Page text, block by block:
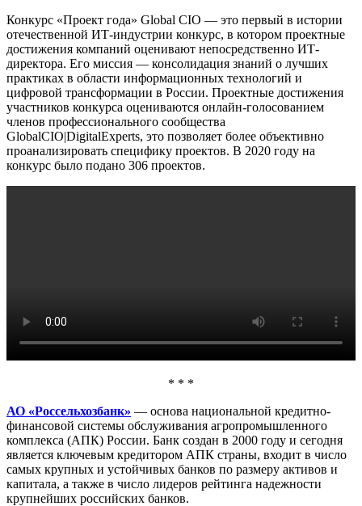
Конкурс «Проект года» Global CIO — это первый в истории
отечественной ИТ-индустрии конкурс, в котором проектные
достижения компаний оценивают непосредственно ИТ-
директора. Его миссия — консолидация знаний о лучших
практиках в области информационных технологий и
цифровой трансформации в России. Проектные достижения
участников конкурса оцениваются онлайн-голосованием
членов профессионального сообщества
GlobalCIO|DigitalExperts, это позволяет более объективно
проанализировать специфику проектов. В 2020 году на
конкурс было подано 306 проектов.
* * *
АО «Россельхозбанк» — основа национальной кредитно-
финансовой системы обслуживания агропромышленного
комплекса (АПК) России. Банк создан в 2000 году и сегодня
является ключевым кредитором АПК страны, входит в число
самых крупных и устойчивых банков по размеру активов и
капитала, а также в число лидеров рейтинга надежности
крупнейших российских банков.